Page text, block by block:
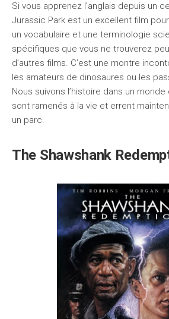
Si vous apprenez l’anglais depuis un
Jurassic Park est un excellent film
un vocabulaire et une terminologie
spécifiques que vous ne trouverez
d’autres films. C’est une montre
les amateurs de dinosaures ou les
Nous suivons l’histoire dans un
sont ramenés à la vie et errent
un parc.
The Shawshank